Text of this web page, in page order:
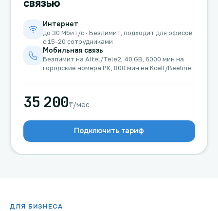
связью
Интернет
до 30 Мбит/с · Безлимит, подходит для офисов
с 15-20 сотрудниками
Мобильная связь
Безлимит на Altel/Tele2, 40 GB, 6000 мин на
городские номера РК, 800 мин на Kcell/Beeline
35 200₸/мес
Подключить тариф
ДЛЯ БИЗНЕСА